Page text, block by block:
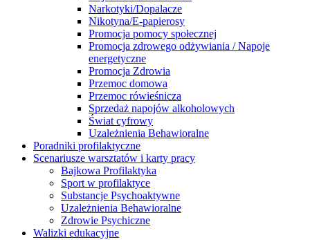
Narkotyki/Dopalacze
Nikotyna/E-papierosy
Promocja pomocy społecznej
Promocja zdrowego odżywiania / Napoje
energetyczne
Promocja Zdrowia
Przemoc domowa
Przemoc rówieśnicza
Sprzedaż napojów alkoholowych
Świat cyfrowy
Uzależnienia Behawioralne
Poradniki profilaktyczne
Scenariusze warsztatów i karty pracy
Bajkowa Profilaktyka
Sport w profilaktyce
Substancje Psychoaktywne
Uzależnienia Behawioralne
Zdrowie Psychiczne
Walizki edukacyjne